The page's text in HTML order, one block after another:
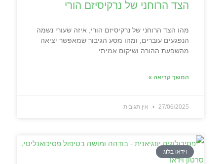
הצד הרוחני של נרקיסיזם הורי
מהו הצד הרוחני של נרקיסיזם הורי, איזה שעורי נשמה
הנפגעים עוברים, ומהו מסע הגיבור שמאפשר יציאה
מהשפעת ההורה ושיקום אמיתי.
המשך קריאה »
27/06/2025 אין תגובות
וידאו בלוג